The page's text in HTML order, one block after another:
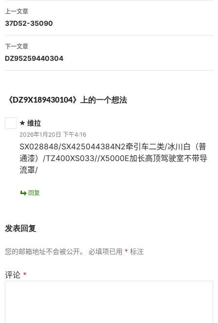
文
章
导
航
上一文章
37D52-35090
下一文章
DZ95259440304
《DZ9X189430104》上的一个想法
维拉
2026年1月20日 下午4:16
SX028848/SX425044384N2牵引车二类/冰川白（普
通漆）/TZ400XS033//X5000E加长高顶驾驶室不带导
流罩/
回复
发表回复
您的邮箱地址不会被公开。 必填项已用 * 标注
评论 *